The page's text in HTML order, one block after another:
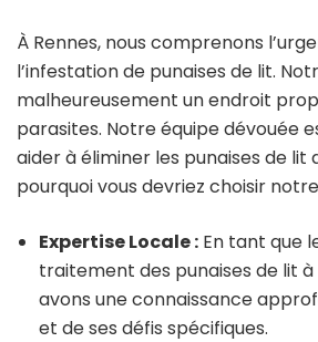
À Rennes, nous comprenons
l’infestation de punaises de lit.
malheureusement un endroit
parasites. Notre équipe dévouée
aider à éliminer les punaises de lit
pourquoi vous devriez choisir
Expertise Locale : En tant que
traitement des punaises de lit à
avons une connaissance
et de ses défis spécifiques.